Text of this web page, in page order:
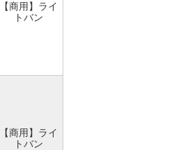
【商用】ライ
トバン
【商用】ライ
トバン